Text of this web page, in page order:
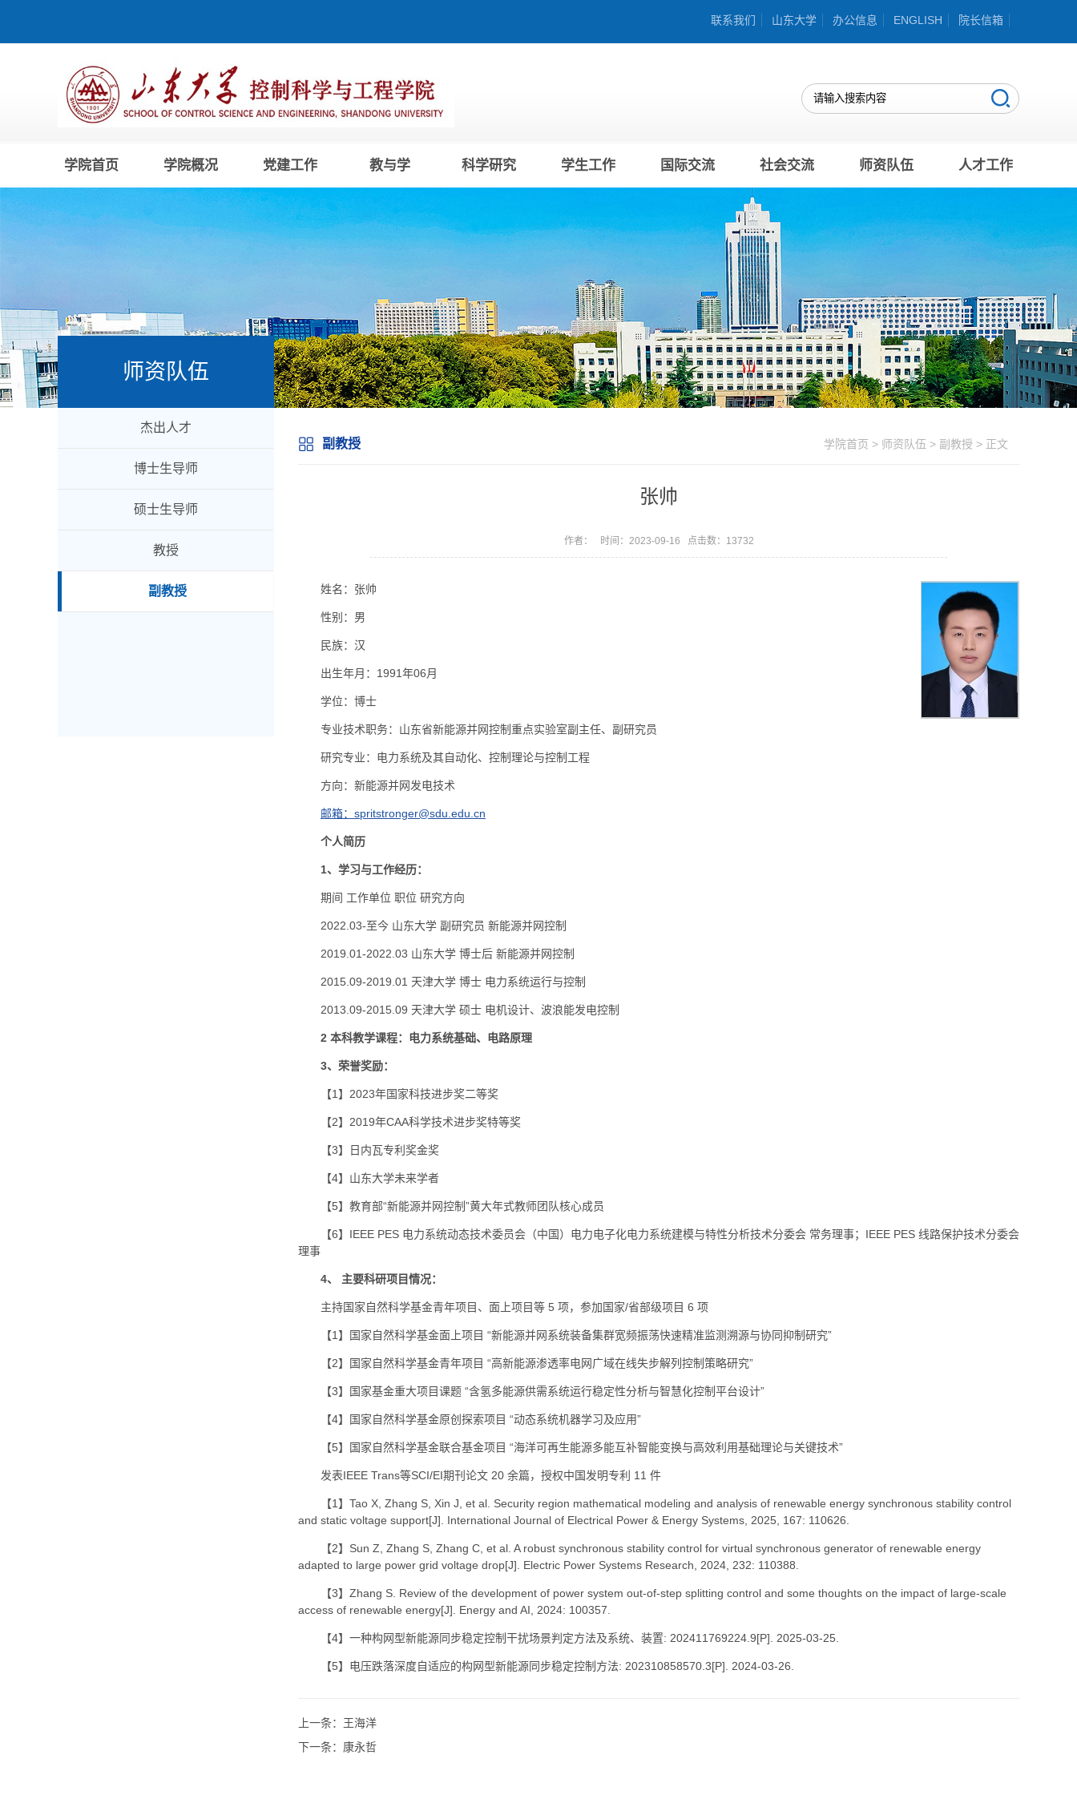
联系我们 山东大学 办公信息 ENGLISH 院长信箱
学院首页 学院概况 党建工作 教与学 科学研究 学生工作 国际交流 社会交流 师资队伍 人才工作
师资队伍
杰出人才
博士生导师
硕士生导师
教授
副教授
副教授 学院首页 > 师资队伍 > 副教授 > 正文
张帅
作者： 时间：2023-09-16 点击数： 13732
姓名：张帅
性别：男
民族：汉
出生年月：1991年06月
学位：博士
专业技术职务：山东省新能源并网控制重点实验室副主任、副研究员
研究专业：电力系统及其自动化、控制理论与控制工程
方向：新能源并网发电技术
邮箱：spritstronger@sdu.edu.cn
个人简历
1、学习与工作经历：
期间 工作单位 职位 研究方向
2022.03-至今 山东大学 副研究员 新能源并网控制
2019.01-2022.03 山东大学 博士后 新能源并网控制
2015.09-2019.01 天津大学 博士 电力系统运行与控制
2013.09-2015.09 天津大学 硕士 电机设计、波浪能发电控制
2 本科教学课程：电力系统基础、电路原理
3、荣誉奖励：
【1】2023年国家科技进步奖二等奖
【2】2019年CAA科学技术进步奖特等奖
【3】日内瓦专利奖金奖
【4】山东大学未来学者
【5】教育部“新能源并网控制”黄大年式教师团队核心成员
【6】IEEE PES 电力系统动态技术委员会（中国）电力电子化电力系统建模与特性分析技术分委会 常务理事；IEEE PES 线路保护技术分委会
理事
4、 主要科研项目情况：
主持国家自然科学基金青年项目、面上项目等 5 项，参加国家/省部级项目 6 项
【1】国家自然科学基金面上项目 “新能源并网系统装备集群宽频振荡快速精准监测溯源与协同抑制研究”
【2】国家自然科学基金青年项目 “高新能源渗透率电网广域在线失步解列控制策略研究”
【3】国家基金重大项目课题 “含氢多能源供需系统运行稳定性分析与智慧化控制平台设计”
【4】国家自然科学基金原创探索项目 “动态系统机器学习及应用”
【5】国家自然科学基金联合基金项目 “海洋可再生能源多能互补智能变换与高效利用基础理论与关键技术”
发表IEEE Trans等SCI/EI期刊论文 20 余篇，授权中国发明专利 11 件
【1】Tao X, Zhang S, Xin J, et al. Security region mathematical modeling and analysis of renewable energy synchronous stability control
and static voltage support[J]. International Journal of Electrical Power & Energy Systems, 2025, 167: 110626.
【2】Sun Z, Zhang S, Zhang C, et al. A robust synchronous stability control for virtual synchronous generator of renewable energy
adapted to large power grid voltage drop[J]. Electric Power Systems Research, 2024, 232: 110388.
【3】Zhang S. Review of the development of power system out-of-step splitting control and some thoughts on the impact of large-scale
access of renewable energy[J]. Energy and AI, 2024: 100357.
【4】一种构网型新能源同步稳定控制干扰场景判定方法及系统、装置: 202411769224.9[P]. 2025-03-25.
【5】电压跌落深度自适应的构网型新能源同步稳定控制方法: 202310858570.3[P]. 2024-03-26.
上一条： 王海洋
下一条： 康永哲